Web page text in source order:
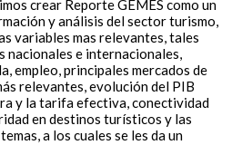
crear Reporte GEMES como un
y análisis del sector turismo,
variables mas relevantes, tales
nacionales e internacionales,
empleo, principales mercados de
relevantes, evolución del PIB
y la tarifa efectiva, conectividad
en destinos turísticos y las
a los cuales se les da un